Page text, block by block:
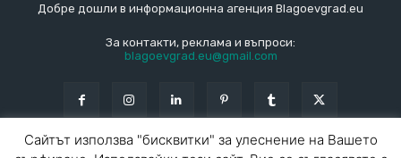
Добре дошли в информационна агенция Blagoevgrad.eu
За контакти, реклама и въпроси:
blagoevgrad.eu@gmail.com
Сайтът използва "бисквитки" за улеснение на Вашето